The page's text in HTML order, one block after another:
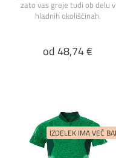
zato vas greje tudi ob delu v
hladnih okoliščinah.
od 48,74 €